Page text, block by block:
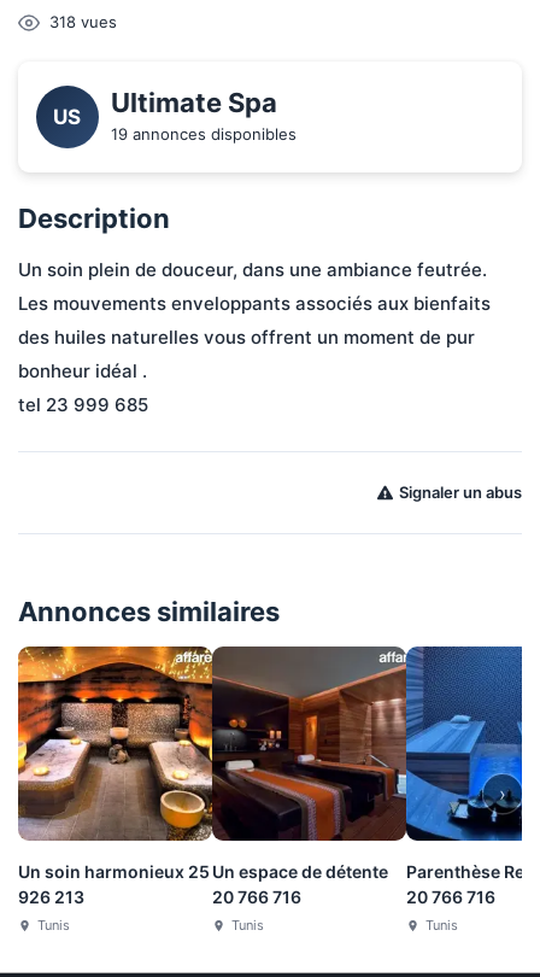
318 vues
US Ultimate Spa
19 annonces disponibles
Description
Un soin plein de douceur, dans une ambiance feutrée.
Les mouvements enveloppants associés aux bienfaits
des huiles naturelles vous offrent un moment de pur
bonheur idéal .
tel 23 999 685
Signaler un abus
Annonces similaires
Un soin harmonieux 25
926 213
Tunis
Un espace de détente
20 766 716
Tunis
Parenthèse
20 766 716
Tunis
›